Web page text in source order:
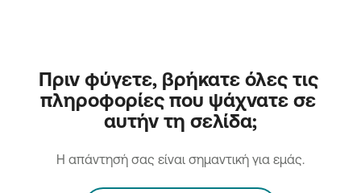
Πριν φύγετε, βρήκατε όλες τις
πληροφορίες που ψάχνατε σε
αυτήν τη σελίδα;
H απάντησή σας είναι σημαντική για εμάς.